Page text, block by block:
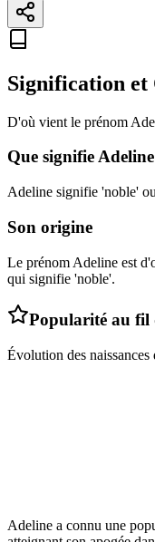
Signification et
D'où vient le prénom
Que signifieAdeline
Adeline signifie 'noble'
Son origine
Le prénom Adeline est
qui signifie 'noble'.
Popularité au fil
Évolution des naissances
Adeline a connu une